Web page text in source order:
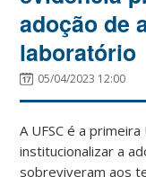
adoção de
laboratório
05/04/2023 12:00
A UFSC é a
institucionalizar a
sobreviveram aos